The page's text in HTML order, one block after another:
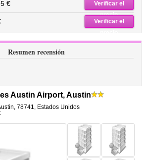
€
Verificar el
precio
Verificar el
precio
Resumen recensión
Austin Airport, Austin
,78741, Estados Unidos